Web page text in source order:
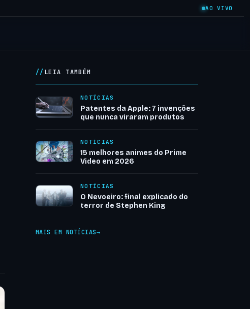
AO VIVO
LEIA TAMBÉM
NOTÍCIAS
Patentes da Apple: 7 invenções
que nunca viraram produtos
NOTÍCIAS
15 melhores animes do Prime
Video em 2026
NOTÍCIAS
O Nevoeiro: final explicado do
terror de Stephen King
MAIS EM NOTÍCIAS